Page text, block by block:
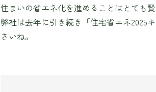
住まいの省エネ化を進めることはとても
弊社は去年に引き続き「住宅省エネ2025
さいね。